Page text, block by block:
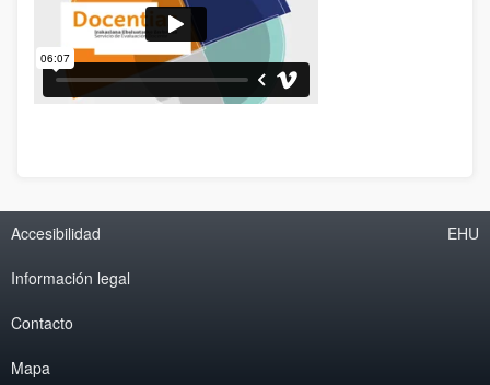
Accesibilidad
Información legal
Contacto
Mapa
EHU